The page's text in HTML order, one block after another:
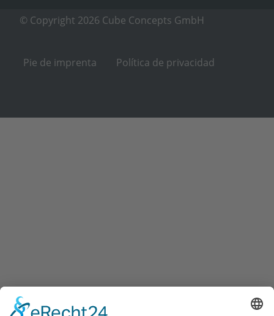
© Copyright 2026 Cube Concepts GmbH
Pie de imprenta Política de privacidad